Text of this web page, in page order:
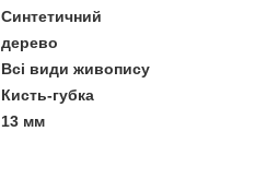
Синтетичний
дерево
Всі види живопису
Кисть-губка
13 мм